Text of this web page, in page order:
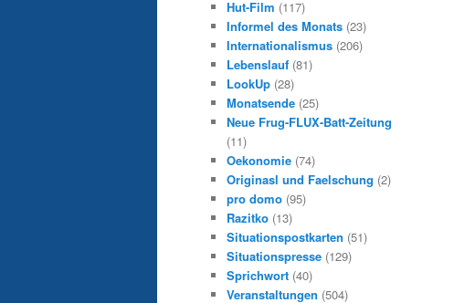
Hut-Film (117)
Informel des Monats (23)
Internationalismus (206)
Lebenslauf (81)
LookUp (28)
Monatsende (25)
Neue Frug-FLUX-Batt-Zeitung
(11)
Oekonomie (74)
Originasl und Faelschung (2)
pro domo (95)
Razitko (13)
Situationspostkarten (51)
Situationspresse (129)
Sprichwort (40)
Veranstaltungen (504)